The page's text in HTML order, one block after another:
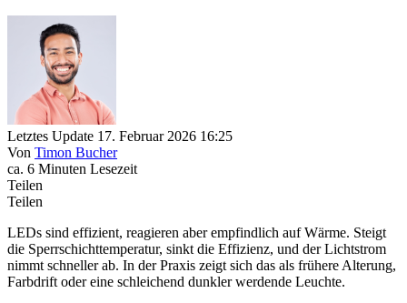
Letztes Update 17. Februar 2026 16:25
Von Timon Bucher
ca. 6 Minuten Lesezeit
Teilen
Teilen
LEDs sind effizient, reagieren aber empfindlich auf Wärme. Steigt
die Sperrschichttemperatur, sinkt die Effizienz, und der Lichtstrom
nimmt schneller ab. In der Praxis zeigt sich das als frühere Alterung,
Farbdrift oder eine schleichend dunkler werdende Leuchte.